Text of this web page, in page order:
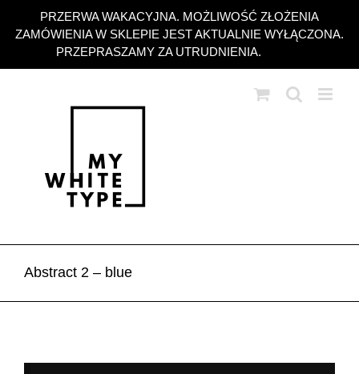
PRZERWA WAKACYJNA. MOŻLIWOŚĆ ZŁOŻENIA
ZAMÓWIENIA W SKLEPIE JEST AKTUALNIE WYŁĄCZONA.
PRZEPRASZAMY ZA UTRUDNIENIA.
zawartości
Abstract 2 – blue